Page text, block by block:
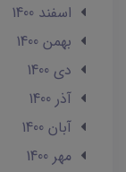
اسفند 1400
بهمن 1400
دی 1400
آذر 1400
آبان 1400
مهر 1400